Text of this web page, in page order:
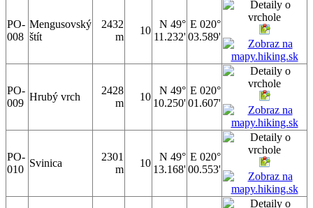
PO-
008
Mengusovský
štít
2432
m
10
N 49°
11.232'
E 020°
03.589'
PO-
009
Hrubý vrch
2428
m
10
N 49°
10.250'
E 020°
01.607'
PO-
010
Svinica
2301
m
10
N 49°
13.168'
E 020°
00.553'